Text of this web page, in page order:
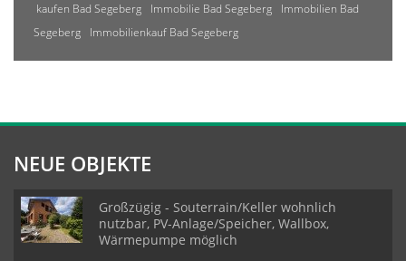
kaufen Bad Segeberg
Immobilie Bad Segeberg
Immobilien Bad
Segeberg
Immobilienkauf Bad Segeberg
NEUE OBJEKTE
Großzügig - Souterrain/Keller wohnlich
nutzbar, PV-Anlage/Speicher, Wallbox,
Wärmepumpe möglich